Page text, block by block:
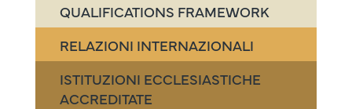
QUALIFICATIONS FRAMEWORK
RELAZIONI INTERNAZIONALI
ISTITUZIONI ECCLESIASTICHE
ACCREDITATE